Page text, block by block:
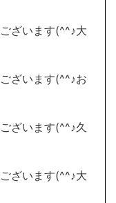
ざいます(^^♪大
ざいます(^^♪お
ざいます(^^♪久
ざいます(^^♪大